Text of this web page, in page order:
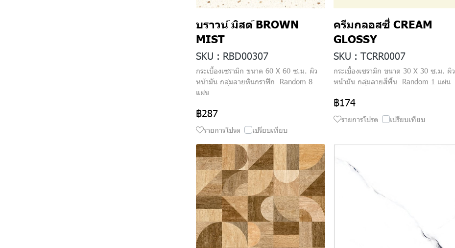
บราวน์ มิสต์ BROWN
MIST
SKU : RBD00307
กระเบื้องเซรามิก ขนาด 60 X 60 ซ.ม. ผิว
หน้ามัน กลุ่มลายหินกราฟิก Random 8
แผ่น
฿287
รายการโปรด เปรียบเทียบ
ครีมกลอสซี่ CREAM
GLOSSY
SKU : TCRR0007
กระเบื้องเซรามิก ขนาด 30 X 30 ซ.ม. ผิว
หน้ามัน กลุ่มลายสีพื้น Random 1 แผ่น
฿174
รายการโปรด เปรียบเทียบ